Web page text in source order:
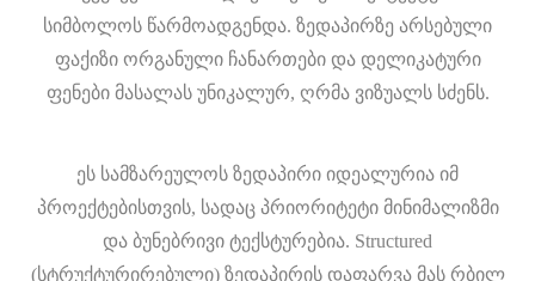
სიმბოლოს წარმოადგენდა. ზედაპირზე არსებული
ფაქიზი ორგანული ჩანართები და დელიკატური
ფენები მასალას უნიკალურ, ღრმა ვიზუალს სძენს.
ეს სამზარეულოს ზედაპირი იდეალურია იმ
პროექტებისთვის, სადაც პრიორიტეტი მინიმალიზმი
და ბუნებრივი ტექსტურებია. Structured
(სტრუქტურირებული) ზედაპირის დაფარვა მას რბილ